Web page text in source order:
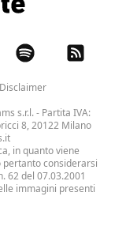
Disclaimer
s.r.l.- Partita IVA:
8, 20122 Milano
in quanto viene
pertanto considerarsi
62 del 07.03.2001
immagini presenti